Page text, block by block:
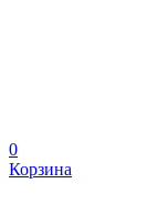
0
Корзина